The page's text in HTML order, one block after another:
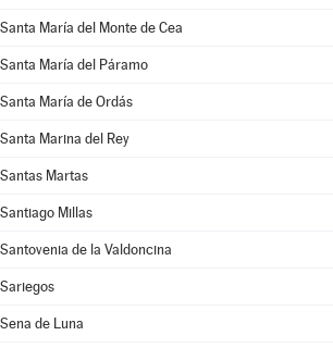
Santa María del Monte de Cea
Santa María del Páramo
Santa María de Ordás
Santa Marina del Rey
Santas Martas
Santiago Millas
Santovenia de la Valdoncina
Sariegos
Sena de Luna